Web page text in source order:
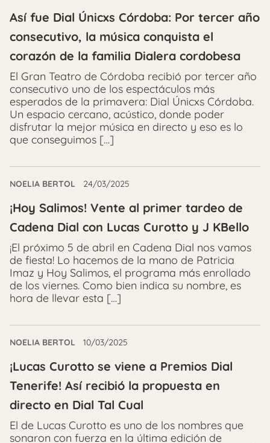
Así fue Dial Únicxs Córdoba: Por tercer año
consecutivo, la música conquista el
corazón de la familia Dialera cordobesa
El Gran Teatro de Córdoba recibió por tercer año
consecutivo uno de los espectáculos más
esperados de la primavera: Dial Únicxs Córdoba.
Un espacio cercano, acústico, donde poder
disfrutar la mejor música en directo y eso es lo
que conseguimos […]
NOELIA BERTOL 24/03/2025
¡Hoy Salimos! Vente al primer tardeo de
Cadena Dial con Lucas Curotto y J KBello
¡El próximo 5 de abril en Cadena Dial nos vamos
de fiesta! Lo hacemos de la mano de Patricia
Imaz y Hoy Salimos, el programa más enrollado
de los viernes. Como bien indica su nombre, es
hora de llevar esta […]
NOELIA BERTOL 10/03/2025
¡Lucas Curotto se viene a Premios Dial
Tenerife! Así recibió la propuesta en
directo en Dial Tal Cual
El de Lucas Curotto es uno de los nombres que
sonaron con fuerza en la última edición de